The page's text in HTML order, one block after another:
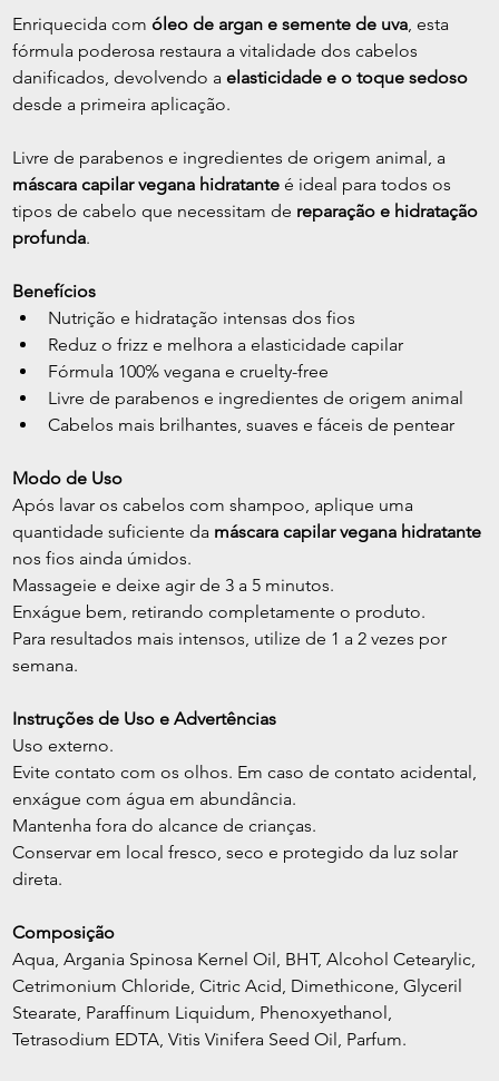
Enriquecida com óleo de argan e semente de uva , esta
fórmula poderosa restaura a vitalidade dos cabelos
danificados, devolvendo a elasticidade e o toque sedoso
desde a primeira aplicação.
Livre de parabenos e ingredientes de origem animal, a
máscara capilar vegana hidratante é ideal para todos os
tipos de cabelo que necessitam de reparação e hidratação
profunda.
Benefícios
Nutrição e hidratação intensas dos fios
Reduz o frizz e melhora a elasticidade capilar
Fórmula 100% vegana e cruelty-free
Livre de parabenos e ingredientes de origem animal
Cabelos mais brilhantes, suaves e fáceis de pentear
Modo de Uso
Após lavar os cabelos com shampoo, aplique uma
quantidade suficiente da máscara capilar vegana hidratante
nos fios ainda úmidos.
Massageie e deixe agir de 3 a 5 minutos.
Enxágue bem, retirando completamente o produto.
Para resultados mais intensos, utilize de 1 a 2 vezes por
semana.
Instruções de Uso e Advertências
Uso externo.
Evite contato com os olhos. Em caso de contato acidental,
enxágue com água em abundância.
Mantenha fora do alcance de crianças.
Conservar em local fresco, seco e protegido da luz solar
direta.
Composição
Aqua, Argania Spinosa Kernel Oil, BHT, Alcohol Cetearylic,
Cetrimonium Chloride, Citric Acid, Dimethicone, Glyceril
Stearate, Paraffinum Liquidum, Phenoxyethanol,
Tetrasodium EDTA, Vitis Vinifera Seed Oil, Parfum.